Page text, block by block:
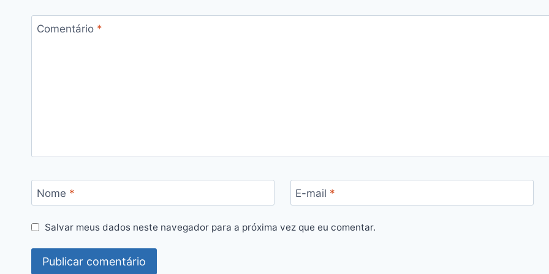
Comentário *
Nome * E-mail *
Salvar meus dados neste navegador para a próxima vez que eu comentar.